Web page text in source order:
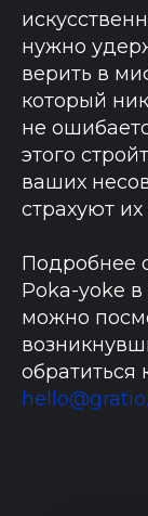
нужно
верить в
который
не
этого
ваших
страхуют
Подробнее
Poka-yoke в
можно
обратиться